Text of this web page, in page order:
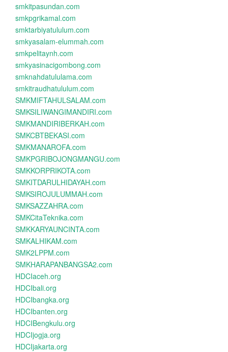
smkitpasundan.com
smkpgrikamal.com
smktarbiyatululum.com
smkyasalam-elummah.com
smkpelitaynh.com
smkyasinacigombong.com
smknahdatululama.com
smkitraudhatululum.com
SMKMIFTAHULSALAM.com
SMKSILIWANGIMANDIRI.com
SMKMANDIRIBERKAH.com
SMKCBTBEKASI.com
SMKMANAROFA.com
SMKPGRIBOJONGMANGU.com
SMKKORPRIKOTA.com
SMKITDARULHIDAYAH.com
SMKSIROJULUMMAH.com
SMKSAZZAHRA.com
SMKCitaTeknika.com
SMKKARYAUNCINTA.com
SMKALHIKAM.com
SMK2LPPM.com
SMKHARAPANBANGSA2.com
HDCIaceh.org
HDCIbali.org
HDCIbangka.org
HDCIbanten.org
HDCIBengkulu.org
HDCIjogja.org
HDCIjakarta.org